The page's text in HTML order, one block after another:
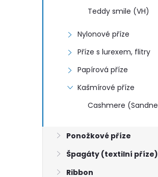
Teddy smile (VH)
Nylonové příze
Příze s lurexem, flitry
Papírová příze
Kašmírové příze
Cashmere
Ponožkové příze
Špagáty (textilní příze)
Ribbon